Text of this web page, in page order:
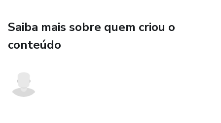
Saiba mais sobre quem criou o
conteúdo